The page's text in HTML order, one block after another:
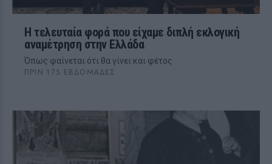
Η τελευταία φορά που είχαμε διπλή εκλογική
αναμέτρηση στην Ελλάδα
Όπως φαίνεται ότι θα γίνει και φέτος
ΠΡΙΝ 175 ΕΒΔΟΜΆΔΕΣ